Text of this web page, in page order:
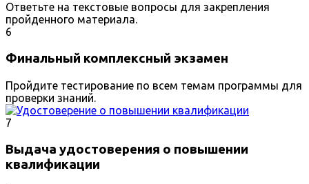
Ответьте на текстовые вопросы для закрепления
пройденного материала.
6
Финальный комплексный экзамен
Пройдите тестирование по всем темам программы для
проверки знаний.
7
Выдача удостоверения о повышении
квалификации